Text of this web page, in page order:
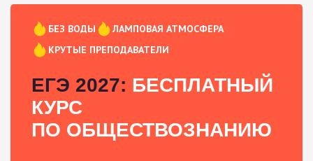
БЕЗ ВОДЫ
ЛАМПОВАЯ АТМОСФЕРА
КРУТЫЕ ПРЕПОДАВАТЕЛИ
ЕГЭ 2027: БЕСПЛАТНЫЙ
КУРС
ПО ОБЩЕСТВОЗНАНИЮ